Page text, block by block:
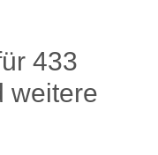
433
weitere